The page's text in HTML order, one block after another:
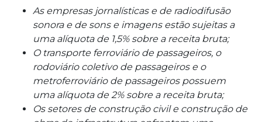
As empresas jornalísticas e de radiodifusão
sonora e de sons e imagens estão sujeitas a
uma alíquota de 1,5% sobre a receita bruta;
O transporte ferroviário de passageiros, o
rodoviário coletivo de passageiros e o
metroferroviário de passageiros possuem
uma alíquota de 2% sobre a receita bruta;
Os setores de construção civil e construção de